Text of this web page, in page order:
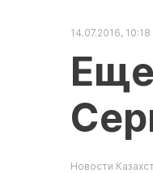
14.07.2016, 10:18
Новости